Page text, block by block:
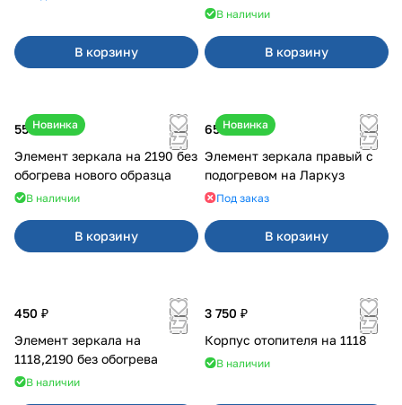
В корзину
Datsun
В наличии
В корзину
Новинка
550 ₽
Элемент зеркала на 2190 без
обогрева нового образца
В наличии
В корзину
Новинка
650 ₽
Элемент зеркала правый с
подогревом на Ларкуз
Под заказ
В корзину
450 ₽
Элемент зеркала на
1118,2190 без обогрева
В наличии
3 750 ₽
Корпус отопителя на 1118
В наличии